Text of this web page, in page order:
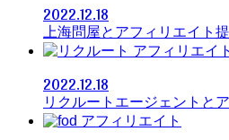
2022.12.18
上海問屋とアフィリエイト
アフィリエイト
2022.12.18
リクルートエージェントと
アフィリエイト